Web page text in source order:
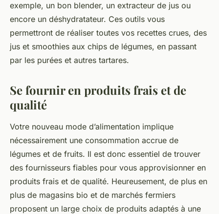
exemple, un bon blender, un extracteur de jus ou
encore un déshydratateur. Ces outils vous
permettront de réaliser toutes vos recettes crues, des
jus et smoothies aux chips de légumes, en passant
par les purées et autres tartares.
Se fournir en produits frais et de
qualité
Votre nouveau mode d’alimentation implique
nécessairement une consommation accrue de
légumes et de fruits. Il est donc essentiel de trouver
des fournisseurs fiables pour vous approvisionner en
produits frais et de qualité. Heureusement, de plus en
plus de magasins bio et de marchés fermiers
proposent un large choix de produits adaptés à une